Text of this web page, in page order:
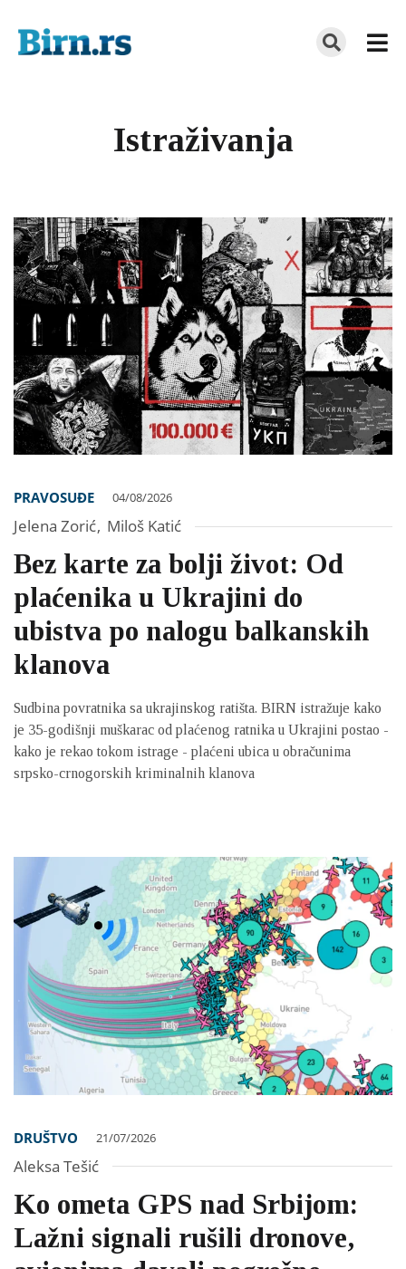
Istraživanja
PRAVOSUĐE 04/08/2026
Jelena Zorić, Miloš Katić
Bez karte za bolji život: Od
plaćenika u Ukrajini do
ubistva po nalogu balkanskih
klanova
Sudbina povratnika sa ukrajinskog ratišta. BIRN istražuje kako
je 35-godišnji muškarac od plaćenog ratnika u Ukrajini postao -
kako je rekao tokom istrage - plaćeni ubica u obračunima
srpsko-crnogorskih kriminalnih klanova
DRUŠTVO 21/07/2026
Aleksa Tešić
Ko ometa GPS nad Srbijom:
Lažni signali rušili dronove,